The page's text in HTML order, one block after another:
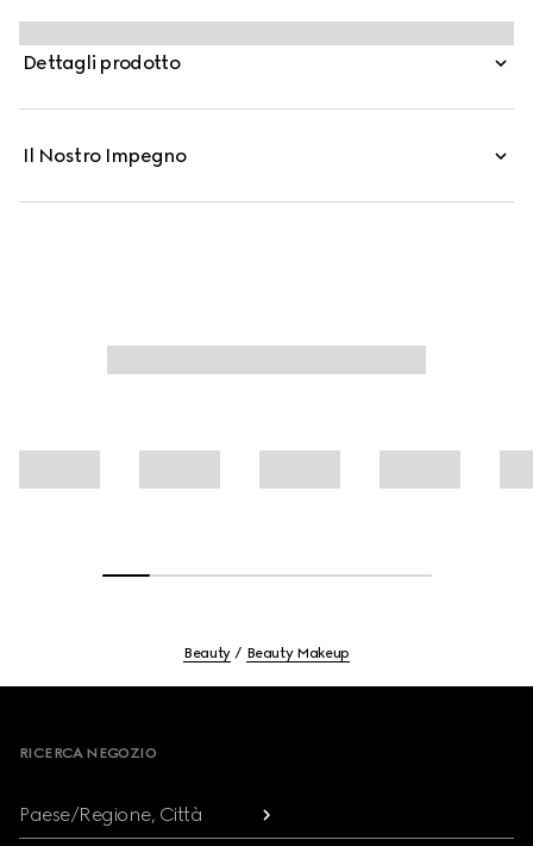
lucide, le labbra risultano più morbide e piene. La potente
miscela di ingredienti nutrienti e rimpolpanti mantiene le
labbra idratate fino a 8 ore, grazie alla combinazione di
note rinfrescanti del mentolo, mentre la texture
Dettagli prodotto
Il Nostro Impegno
Beauty Beauty Makeup
RICERCA NEGOZIO
Paese/Regione, Città